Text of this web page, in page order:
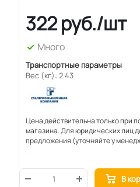
322руб./шт
Много
Транспортные параметры
Вес (кг): 2.43
Цена действительна только при
магазина. Для юридических лиц
предложения (уточняйте у
В